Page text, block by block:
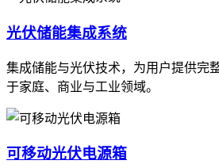
光伏储能集成系统
集成储能与光伏技术，为用户提供完
于家庭、商业与工业领域。
可移动光伏电源箱